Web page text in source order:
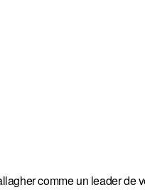
comme un leader